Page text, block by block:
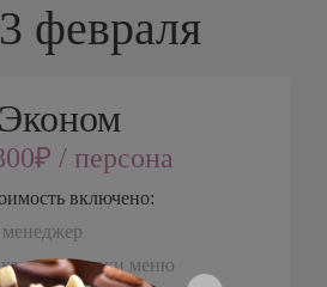
февраля
Эконом
/ персона
включено:
меню